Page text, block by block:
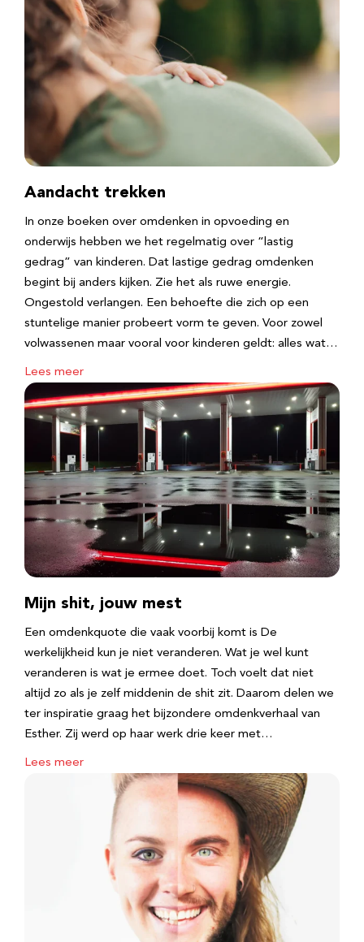
Aandacht trekken
In onze boeken over omdenken in opvoeding en
onderwijs hebben we het regelmatig over “lastig
gedrag” van kinderen. Dat lastige gedrag omdenken
begint bij anders kijken. Zie het als ruwe energie.
Ongestold verlangen. Een behoefte die zich op een
stuntelige manier probeert vorm te geven. Voor zowel
volwassenen maar vooral voor kinderen geldt: alles wat…
Lees meer
Mijn shit, jouw mest
Een omdenkquote die vaak voorbij komt is De
werkelijkheid kun je niet veranderen. Wat je wel kunt
veranderen is wat je ermee doet. Toch voelt dat niet
altijd zo als je zelf middenin de shit zit. Daarom delen we
ter inspiratie graag het bijzondere omdenkverhaal van
Esther. Zij werd op haar werk drie keer met…
Lees meer